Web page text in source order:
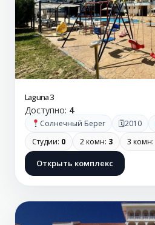
Laguna 3
Доступно: 4
Солнечный Берег 🗓2010
Студии: 0 2 комн: 3 3 комн:
Открыть комплекс